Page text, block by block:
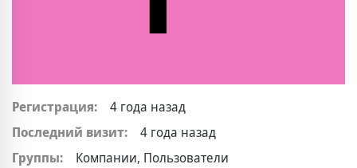
Регистрация:
4 года назад
Последний визит:
4 года назад
Группы:
Компании, Пользователи